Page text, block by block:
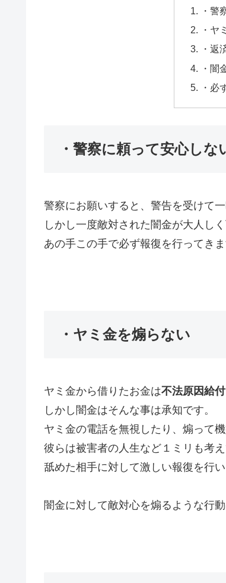
・警
・ヤ
・返
・闇
・必
・警察に頼って安心しな
警察にお願いすると、警告を受けて
しかし一度敵対された闇金が大人し
あの手この手で必ず報復を行ってきま
・ヤミ金を煽らない
ヤミ金から借りたお金は不法原因給付
しかし闇金はそんな事は承知です。
ヤミ金の電話を無視したり、煽って
彼らは被害者の人生など１ミリも考え
舐めた相手に対して激しい報復を行い
闇金に対して敵対心を煽るような行